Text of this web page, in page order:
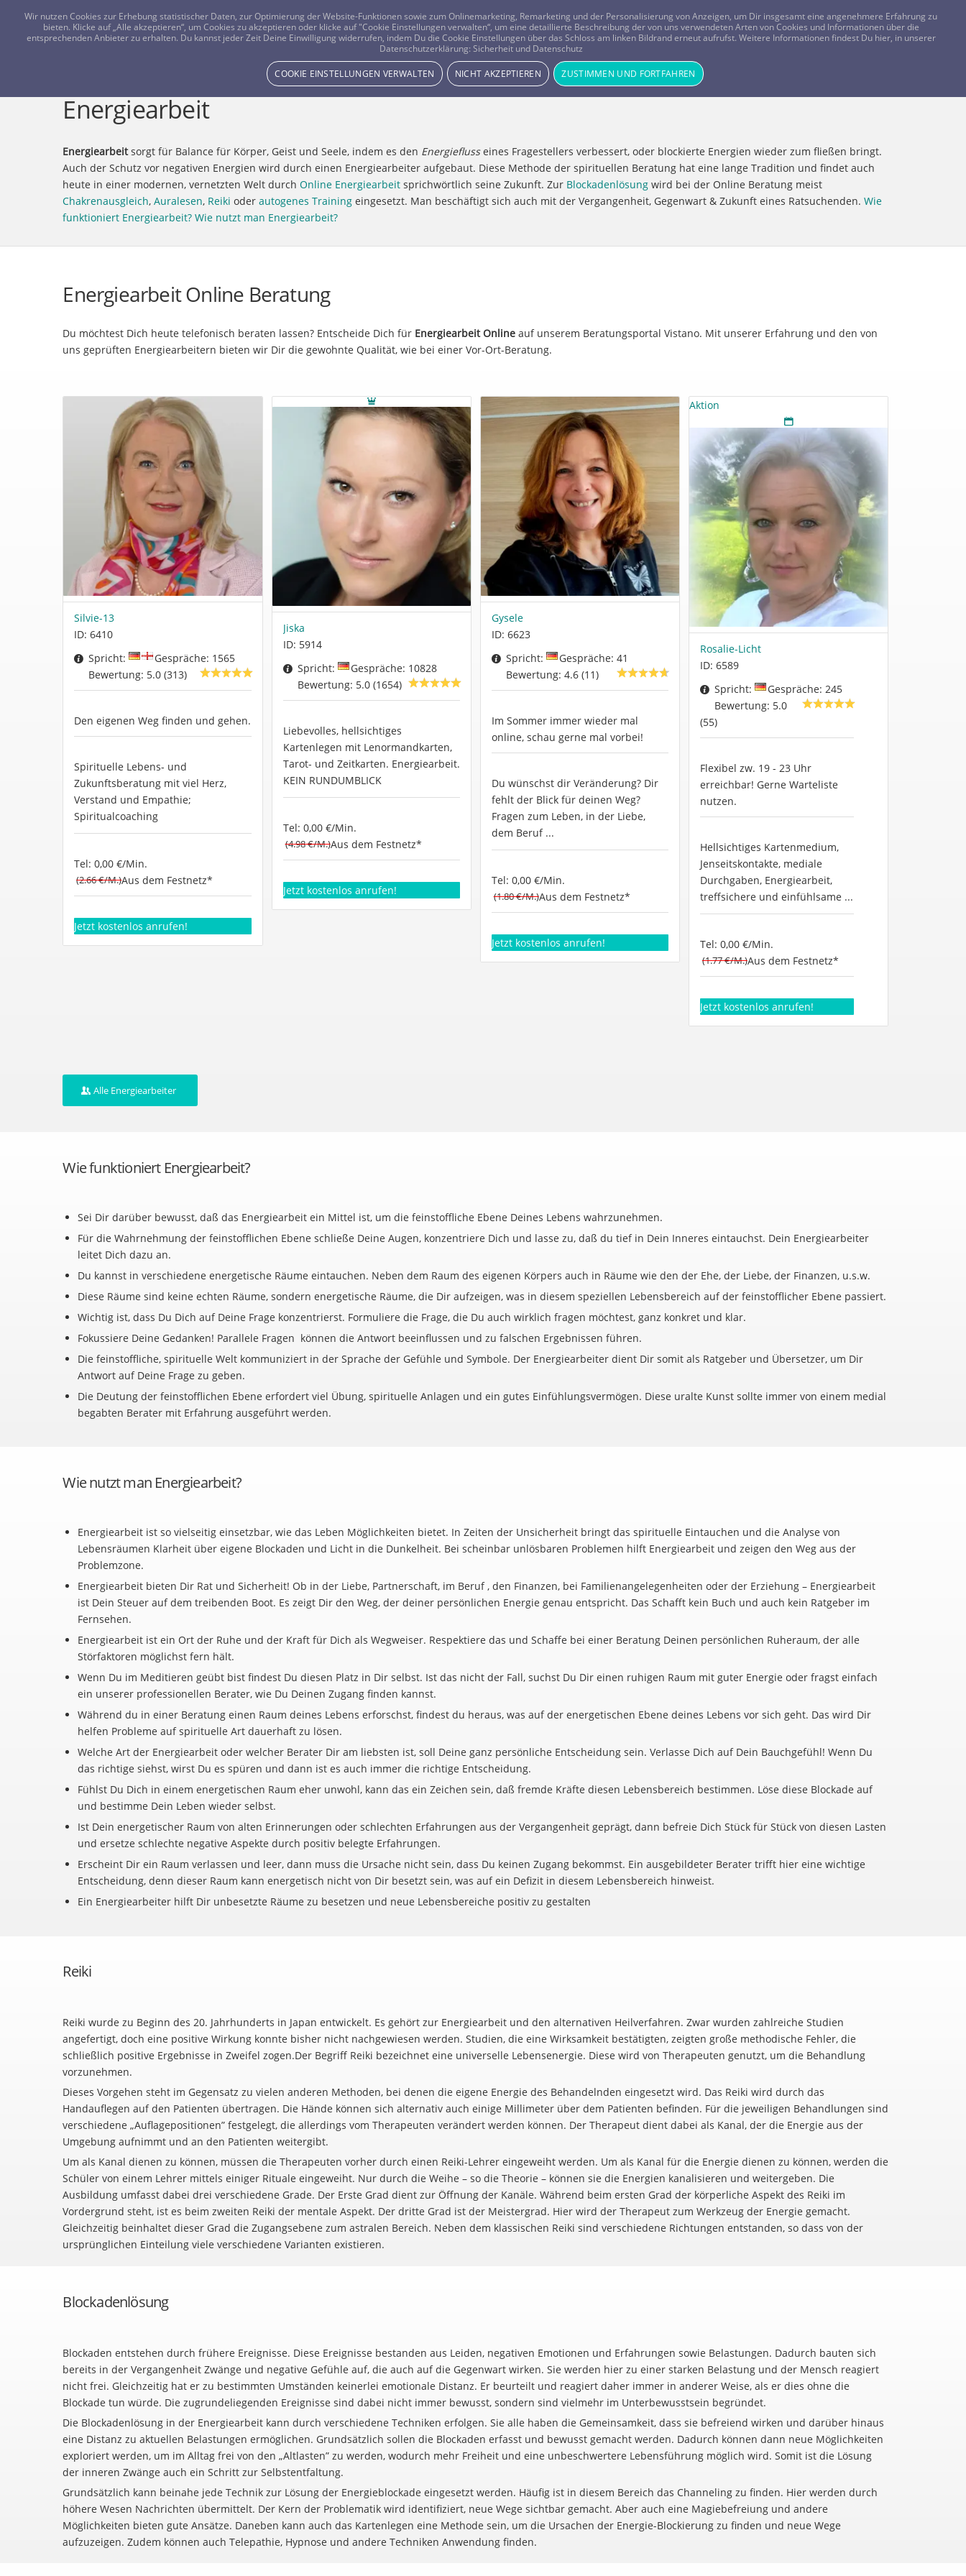
FRAGEN? KOSTENLOS ANRUFEN: 0800-8478266
Beratung Horoskope Tageskarte Magazin ANMELDEN REGISTRIEREN
Energiearbeit
Energiearbeitsorgt für Balance für Körper, Geist und Seele, indem es den Energieflusseines Fragestellers verbessert, oder blockierte Energien wieder zum fließen bringt.
Auch der Schutz vor negativen Energien wird durch einen Energiearbeiter aufgebaut. Diese Methode der spirituellen Beratung hat eine lange Tradition und findet auch
heute in einer modernen, vernetzten Welt durchOnline Energiearbeit sprichwörtlich seine Zukunft. Zur Blockadenlösung wird bei der Online Beratung meist
Chakrenausgleich,Auralesen, Reiki oderautogenes Training eingesetzt. Man beschäftigt sich auch mit der Vergangenheit, Gegenwart & Zukunft eines Ratsuchenden.Wie
funktioniert Energiearbeit? Wie nutzt man Energiearbeit?
Energiearbeit Online Beratung
Du möchtest Dich heute telefonisch beraten lassen? Entscheide Dich für Energiearbeit Online auf unserem Beratungsportal Vistano. Mit unserer Erfahrung und den von
uns geprüften Energiearbeitern bieten wir Dir die gewohnte Qualität, wie bei einer Vor-Ort-Beratung.
Silvie-13
ID: 6410
Spricht:
Gespräche: 1565
Bewertung: 5.0 (313)
Den eigenen Weg finden und gehen.
Spirituelle Lebens- und
Zukunftsberatung mit viel Herz,
Verstand und Empathie;
Spiritualcoaching
Tel: 0,00 €/Min.
(2.66 €/M.)Aus dem Festnetz*
Jetzt kostenlos anrufen!
Jiska
ID: 5914
Spricht:
Gespräche: 10828
Bewertung: 5.0 (1654)
Liebevolles, hellsichtiges
Kartenlegen mit Lenormandkarten,
Tarot- und Zeitkarten. Energiearbeit.
KEIN RUNDUMBLICK
Tel: 0,00 €/Min.
(4.98 €/M.)Aus dem Festnetz*
Jetzt kostenlos anrufen!
Gysele
ID: 6623
Spricht:
Gespräche: 41
Bewertung: 4.6 (11)
Im Sommer immer wieder mal
online, schau gerne mal vorbei!
Du wünschst dir Veränderung? Dir
fehlt der Blick für deinen Weg?
Fragen zum Leben, in der Liebe,
dem Beruf ...
Tel: 0,00 €/Min.
(1.80 €/M.)Aus dem Festnetz*
Jetzt kostenlos anrufen!
Aktion
Rosalie-Licht
ID: 6589
Spricht:
Gespräche: 245
Bewertung: 5.0
(55)
Flexibel zw. 19 - 23 Uhr
erreichbar! Gerne Warteliste
nutzen.
Hellsichtiges Kartenmedium,
Jenseitskontakte, mediale
Durchgaben, Energiearbeit,
treffsichere und einfühlsame ...
Tel: 0,00 €/Min.
(1.77 €/M.)Aus dem Festnetz*
Jetzt kostenlos anrufen!
Alle Energiearbeiter
Wie funktioniert Energiearbeit?
Sei Dir darüber bewusst, daß das Energiearbeit ein Mittel ist, um die feinstoffliche Ebene Deines Lebens wahrzunehmen.
Für die Wahrnehmung der feinstofflichen Ebene schließe Deine Augen, konzentriere Dich und lasse zu, daß du tief in Dein Inneres eintauchst. Dein Energiearbeiter
leitet Dich dazu an.
Du kannst in verschiedene energetische Räume eintauchen. Neben dem Raum des eigenen Körpers auch in Räume wie den der Ehe, der Liebe, der Finanzen, u.s.w.
Diese Räume sind keine echten Räume, sondern energetische Räume, die Dir aufzeigen, was in diesem speziellen Lebensbereich auf der feinstofflicher Ebene passiert.
Wichtig ist, dass Du Dich auf Deine Frage konzentrierst. Formuliere die Frage, die Du auch wirklich fragen möchtest, ganz konkret und klar.
Fokussiere Deine Gedanken! Parallele Fragen können die Antwort beeinflussen und zu falschen Ergebnissen führen.
Die feinstoffliche, spirituelle Welt kommuniziert in der Sprache der Gefühle und Symbole. Der Energiearbeiter dient Dir somit als Ratgeber und Übersetzer, um Dir
Antwort auf Deine Frage zu geben.
Die Deutung der feinstofflichen Ebene erfordert viel Übung, spirituelle Anlagen und ein gutes Einfühlungsvermögen. Diese uralte Kunst sollte immer von einem medial
begabten Berater mit Erfahrung ausgeführt werden.
Wie nutzt man Energiearbeit?
Energiearbeit ist so vielseitig einsetzbar, wie das Leben Möglichkeiten bietet. In Zeiten der Unsicherheit bringt das spirituelle Eintauchen und die Analyse von
Lebensräumen Klarheit über eigene Blockaden und Licht in die Dunkelheit. Bei scheinbar unlösbaren Problemen hilft Energiearbeit und zeigen den Weg aus der
Problemzone.
Energiearbeit bieten Dir Rat und Sicherheit! Ob in der Liebe, Partnerschaft, im Beruf , den Finanzen, bei Familienangelegenheiten oder der Erziehung – Energiearbeit
ist Dein Steuer auf dem treibenden Boot. Es zeigt Dir den Weg, der deiner persönlichen Energie genau entspricht. Das Schafft kein Buch und auch kein Ratgeber im
Fernsehen.
Energiearbeit ist ein Ort der Ruhe und der Kraft für Dich als Wegweiser. Respektiere das und Schaffe bei einer Beratung Deinen persönlichen Ruheraum, der alle
Störfaktoren möglichst fern hält.
Wenn Du im Meditieren geübt bist findest Du diesen Platz in Dir selbst. Ist das nicht der Fall, suchst Du Dir einen ruhigen Raum mit guter Energie oder fragst einfach
ein unserer professionellen Berater, wie Du Deinen Zugang finden kannst.
Während du in einer Beratung einen Raum deines Lebens erforschst, findest du heraus, was auf der energetischen Ebene deines Lebens vor sich geht. Das wird Dir
helfen Probleme auf spirituelle Art dauerhaft zu lösen.
Welche Art der Energiearbeit oder welcher Berater Dir am liebsten ist, soll Deine ganz persönliche Entscheidung sein. Verlasse Dich auf Dein Bauchgefühl! Wenn Du
das richtige siehst, wirst Du es spüren und dann ist es auch immer die richtige Entscheidung.
Fühlst Du Dich in einem energetischen Raum eher unwohl, kann das ein Zeichen sein, daß fremde Kräfte diesen Lebensbereich bestimmen. Löse diese Blockade auf
und bestimme Dein Leben wieder selbst.
Ist Dein energetischer Raum von alten Erinnerungen oder schlechten Erfahrungen aus der Vergangenheit geprägt, dann befreie Dich Stück für Stück von diesen Lasten
und ersetze schlechte negative Aspekte durch positiv belegte Erfahrungen.
Erscheint Dir ein Raum verlassen und leer, dann muss die Ursache nicht sein, dass Du keinen Zugang bekommst. Ein ausgebildeter Berater trifft hier eine wichtige
Entscheidung, denn dieser Raum kann energetisch nicht von Dir besetzt sein, was auf ein Defizit in diesem Lebensbereich hinweist.
Ein Energiearbeiter hilft Dir unbesetzte Räume zu besetzen und neue Lebensbereiche positiv zu gestalten
Reiki
Reiki wurde zu Beginn des 20. Jahrhunderts in Japan entwickelt. Es gehört zur Energiearbeit und den alternativen Heilverfahren. Zwar wurden zahlreiche Studien
angefertigt, doch eine positive Wirkung konnte bisher nicht nachgewiesen werden. Studien, die eine Wirksamkeit bestätigten, zeigten große methodische Fehler, die
schließlich positive Ergebnisse in Zweifel zogen.Der Begriff Reiki bezeichnet eine universelle Lebensenergie. Diese wird von Therapeuten genutzt, um die Behandlung
vorzunehmen.
Dieses Vorgehen steht im Gegensatz zu vielen anderen Methoden, bei denen die eigene Energie des Behandelnden eingesetzt wird. Das Reiki wird durch das
Handauflegen auf den Patienten übertragen. Die Hände können sich alternativ auch einige Millimeter über dem Patienten befinden. Für die jeweiligen Behandlungen sind
verschiedene „Auflagepositionen” festgelegt, die allerdings vom Therapeuten verändert werden können. Der Therapeut dient dabei als Kanal, der die Energie aus der
Umgebung aufnimmt und an den Patienten weitergibt.
Um als Kanal dienen zu können, müssen die Therapeuten vorher durch einen Reiki-Lehrer eingeweiht werden. Um als Kanal für die Energie dienen zu können, werden die
Schüler von einem Lehrer mittels einiger Rituale eingeweiht. Nur durch die Weihe – so die Theorie – können sie die Energien kanalisieren und weitergeben. Die
Ausbildung umfasst dabei drei verschiedene Grade. Der Erste Grad dient zur Öffnung der Kanäle. Während beim ersten Grad der körperliche Aspekt des Reiki im
Vordergrund steht, ist es beim zweiten Reiki der mentale Aspekt. Der dritte Grad ist der Meistergrad. Hier wird der Therapeut zum Werkzeug der Energie gemacht.
Gleichzeitig beinhaltet dieser Grad die Zugangsebene zum astralen Bereich. Neben dem klassischen Reiki sind verschiedene Richtungen entstanden, so dass von der
ursprünglichen Einteilung viele verschiedene Varianten existieren.
Blockadenlösung
Blockaden entstehen durch frühere Ereignisse. Diese Ereignisse bestanden aus Leiden, negativen Emotionen und Erfahrungen sowie Belastungen. Dadurch bauten sich
bereits in der Vergangenheit Zwänge und negative Gefühle auf, die auch auf die Gegenwart wirken. Sie werden hier zu einer starken Belastung und der Mensch reagiert
nicht frei. Gleichzeitig hat er zu bestimmten Umständen keinerlei emotionale Distanz. Er beurteilt und reagiert daher immer in anderer Weise, als er dies ohne die
Blockade tun würde. Die zugrundeliegenden Ereignisse sind dabei nicht immer bewusst, sondern sind vielmehr im Unterbewusstsein begründet.
Die Blockadenlösung in der Energiearbeit kann durch verschiedene Techniken erfolgen. Sie alle haben die Gemeinsamkeit, dass sie befreiend wirken und darüber hinaus
eine Distanz zu aktuellen Belastungen ermöglichen. Grundsätzlich sollen die Blockaden erfasst und bewusst gemacht werden. Dadurch können dann neue Möglichkeiten
exploriert werden, um im Alltag frei von den „Altlasten” zu werden, wodurch mehr Freiheit und eine unbeschwertere Lebensführung möglich wird. Somit ist die Lösung
der inneren Zwänge auch ein Schritt zur Selbstentfaltung.
Grundsätzlich kann beinahe jede Technik zur Lösung der Energieblockade eingesetzt werden. Häufig ist in diesem Bereich das Channeling zu finden. Hier werden durch
höhere Wesen Nachrichten übermittelt. Der Kern der Problematik wird identifiziert, neue Wege sichtbar gemacht. Aber auch eine Magiebefreiung und andere
Möglichkeiten bieten gute Ansätze. Daneben kann auch das Kartenlegen eine Methode sein, um die Ursachen der Energie-Blockierung zu finden und neue Wege
aufzuzeigen. Zudem können auch Telepathie, Hypnose und andere Techniken Anwendung finden.
Wir nutzen Cookies zur Erhebung statistischer Daten, zur Optimierung der Website-Funktionen sowie zum Onlinemarketing, Remarketing und der Personalisierung von Anzeigen, um Dir insgesamt eine angenehmere Erfahrung zu
bieten. Klicke auf „Alle akzeptieren“, um Cookies zu akzeptieren oder klicke auf "Cookie Einstellungen verwalten“, um eine detaillierte Beschreibung der von uns verwendeten Arten von Cookies und Informationen über die
entsprechenden Anbieter zu erhalten. Du kannst jeder Zeit Deine Einwilligung widerrufen, indem Du die Cookie Einstellungen über das Schloss am linken Bildrand erneut aufrufst. Weitere Informationen findest Du hier, in unserer
Datenschutzerklärung: Sicherheit und Datenschutz
COOKIE EINSTELLUNGEN VERWALTEN NICHT AKZEPTIEREN ZUSTIMMEN UND FORTFAHREN